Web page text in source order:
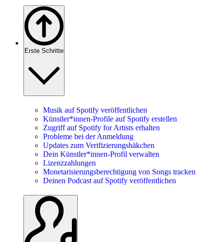
Erste Schritte
Musik auf Spotify veröffentlichen
Künstler*innen-Profile auf Spotify erstellen
Zugriff auf Spotify for Artists erhalten
Probleme bei der Anmeldung
Updates zum Verifizierungshäkchen
Dein Künstler*innen-Profil verwalten
Lizenzzahlungen
Monetarisierungsberechtigung von Songs tracken
Deinen Podcast auf Spotify veröffentlichen